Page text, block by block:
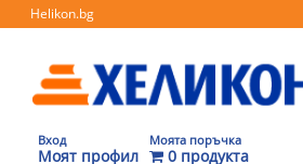
Helikon.bg
Вход
Моят профил
Моята поръчка
0 продукта